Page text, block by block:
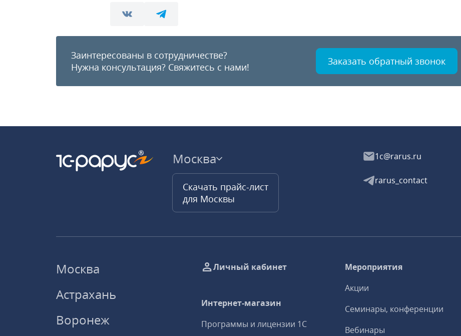
Заинтересованы в сотрудничестве?
Нужна консультация? Свяжитесь с нами! Заказать обратный звонок
Москва
Скачать прайс-лист
для Москвы
1c@rarus.ru
rarus_contact
Москва
Астрахань
Воронеж
Личный кабинет
Интернет-магазин
Программы и лицензии 1С
Мероприятия
Акции
Семинары, конференции
Вебинары